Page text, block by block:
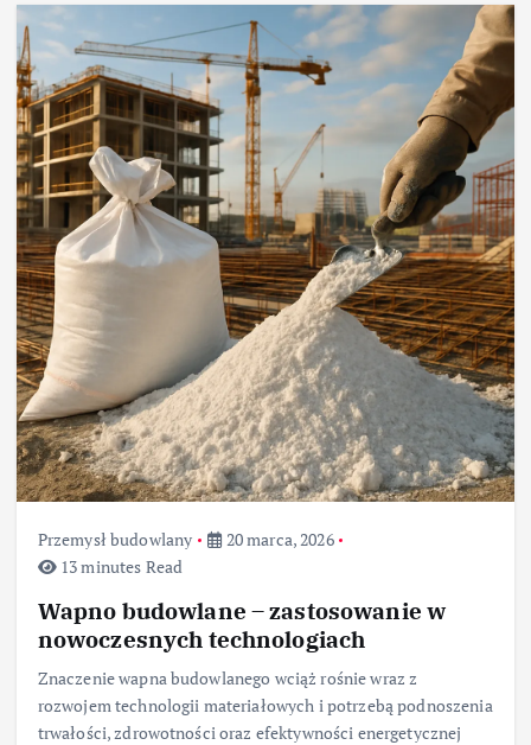
Przemysł budowlany
20 marca, 2026
13 minutes Read
Wapno budowlane – zastosowanie w
nowoczesnych technologiach
Znaczenie wapna budowlanego wciąż rośnie wraz z
rozwojem technologii materiałowych i potrzebą podnoszenia
trwałości, zdrowotności oraz efektywności energetycznej